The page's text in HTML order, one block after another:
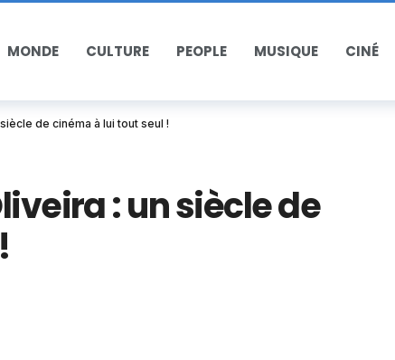
MONDE CULTURE PEOPLE MUSIQUE CINÉ
de cinéma à lui tout seul !
: un siècle de